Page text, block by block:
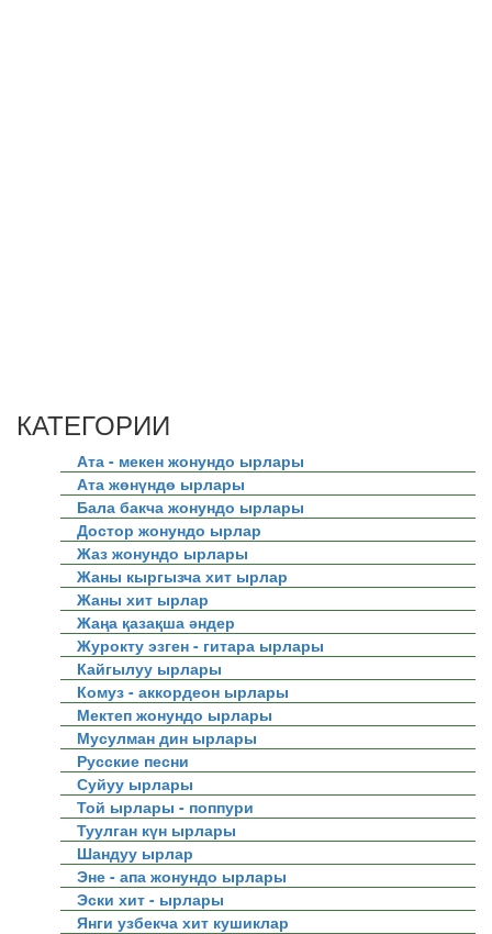
КАТЕГОРИИ
Ата - мекен жонундо ырлары
Ата жөнүндө ырлары
Бала бакча жонундо ырлары
Достор жонундо ырлар
Жаз жонундо ырлары
Жаны кыргызча хит ырлар
Жаны хит ырлар
Жаңа қазақша әндер
Журокту эзген - гитара ырлары
Кайгылуу ырлары
Комуз - аккордеон ырлары
Мектеп жонундо ырлары
Мусулман дин ырлары
Русские песни
Суйуу ырлары
Той ырлары - поппури
Туулган күн ырлары
Шандуу ырлар
Эне - апа жонундо ырлары
Эски хит - ырлары
Янги узбекча хит кушиклар